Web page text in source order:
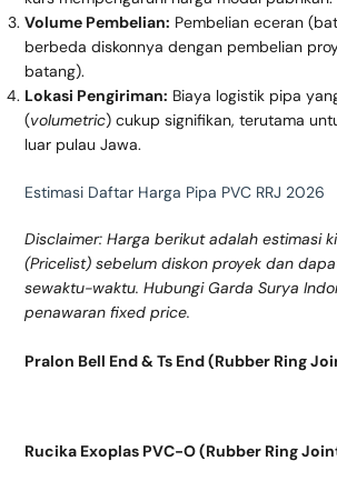
Volume Pembelian: Pembelian eceran
berbeda diskonnya dengan pembelian
batang).
Lokasi Pengiriman: Biaya logistik pipa
(volumetric) cukup signifikan, terutama
luar pulau Jawa.
Estimasi Daftar Harga Pipa PVC RRJ 2026
Disclaimer: Harga berikut adalah estimasi
(Pricelist) sebelum diskon proyek dan
sewaktu-waktu. Hubungi Garda Surya
penawaran fixed price.
Pralon Bell End & Ts End (Rubber Ring
Rucika Exoplas PVC-O (Rubber Ring